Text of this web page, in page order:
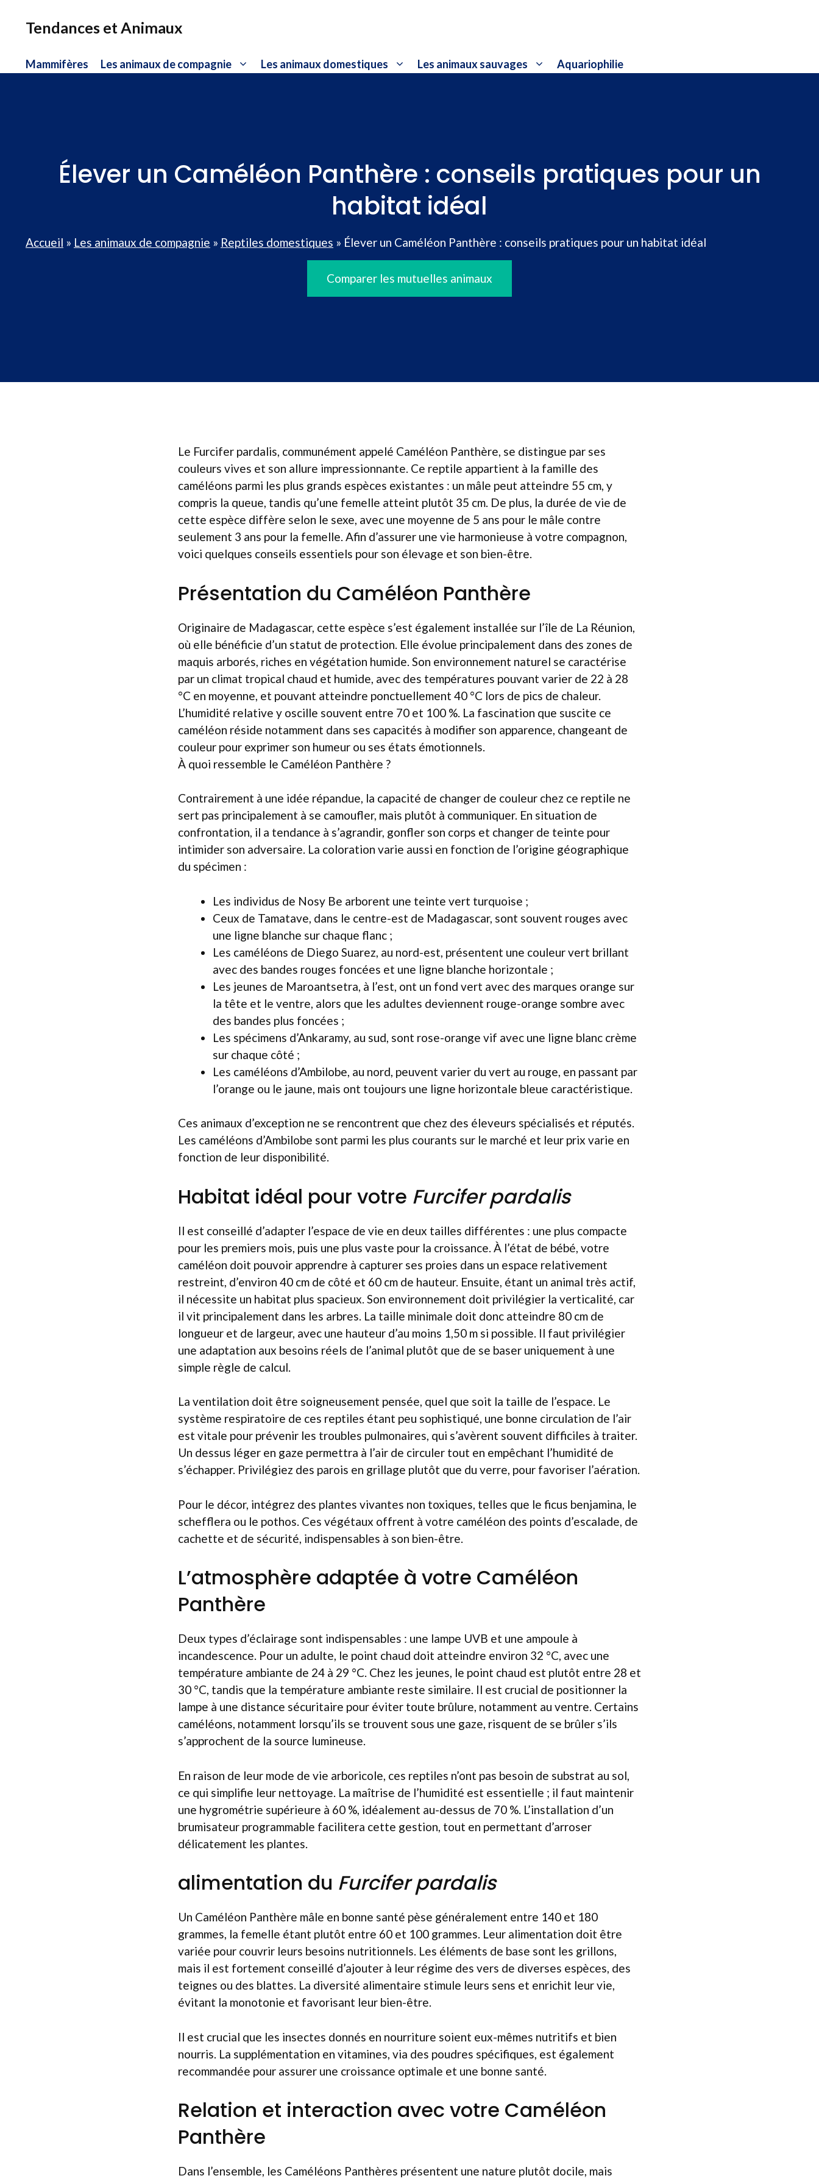
Tendances et Animaux
Mammifères Les animaux de compagnie Les animaux domestiques Les animaux sauvages Aquariophilie
Élever un Caméléon Panthère : conseils pratiques pour un
habitat idéal
Accueil » Les animaux de compagnie » Reptiles domestiques » Élever un Caméléon Panthère : conseils pratiques pour un habitat idéal
Comparer les mutuelles animaux
Le Furcifer pardalis, communément appelé Caméléon Panthère, se distingue par ses
couleurs vives et son allure impressionnante. Ce reptile appartient à la famille des
caméléons parmi les plus grands espèces existantes : un mâle peut atteindre 55 cm, y
compris la queue, tandis qu’une femelle atteint plutôt 35 cm. De plus, la durée de vie de
cette espèce diffère selon le sexe, avec une moyenne de 5 ans pour le mâle contre
seulement 3 ans pour la femelle. Afin d’assurer une vie harmonieuse à votre compagnon,
voici quelques conseils essentiels pour son élevage et son bien-être.
Présentation du Caméléon Panthère
Originaire de Madagascar, cette espèce s’est également installée sur l’île de La Réunion,
où elle bénéficie d’un statut de protection. Elle évolue principalement dans des zones de
maquis arborés, riches en végétation humide. Son environnement naturel se caractérise
par un climat tropical chaud et humide, avec des températures pouvant varier de 22 à 28
°C en moyenne, et pouvant atteindre ponctuellement 40 °C lors de pics de chaleur.
L’humidité relative y oscille souvent entre 70 et 100 %. La fascination que suscite ce
caméléon réside notamment dans ses capacités à modifier son apparence, changeant de
couleur pour exprimer son humeur ou ses états émotionnels.
À quoi ressemble le Caméléon Panthère ?
Contrairement à une idée répandue, la capacité de changer de couleur chez ce reptile ne
sert pas principalement à se camoufler, mais plutôt à communiquer. En situation de
confrontation, il a tendance à s’agrandir, gonfler son corps et changer de teinte pour
intimider son adversaire. La coloration varie aussi en fonction de l’origine géographique
du spécimen :
Les individus de Nosy Be arborent une teinte vert turquoise ;
Ceux de Tamatave, dans le centre-est de Madagascar, sont souvent rouges avec
une ligne blanche sur chaque flanc ;
Les caméléons de Diego Suarez, au nord-est, présentent une couleur vert brillant
avec des bandes rouges foncées et une ligne blanche horizontale ;
Les jeunes de Maroantsetra, à l’est, ont un fond vert avec des marques orange sur
la tête et le ventre, alors que les adultes deviennent rouge-orange sombre avec
des bandes plus foncées ;
Les spécimens d’Ankaramy, au sud, sont rose-orange vif avec une ligne blanc crème
sur chaque côté ;
Les caméléons d’Ambilobe, au nord, peuvent varier du vert au rouge, en passant par
l’orange ou le jaune, mais ont toujours une ligne horizontale bleue caractéristique.
Ces animaux d’exception ne se rencontrent que chez des éleveurs spécialisés et réputés.
Les caméléons d’Ambilobe sont parmi les plus courants sur le marché et leur prix varie en
fonction de leur disponibilité.
Habitat idéal pour votre Furcifer pardalis
Il est conseillé d’adapter l’espace de vie en deux tailles différentes : une plus compacte
pour les premiers mois, puis une plus vaste pour la croissance. À l’état de bébé, votre
caméléon doit pouvoir apprendre à capturer ses proies dans un espace relativement
restreint, d’environ 40 cm de côté et 60 cm de hauteur. Ensuite, étant un animal très actif,
il nécessite un habitat plus spacieux. Son environnement doit privilégier la verticalité, car
il vit principalement dans les arbres. La taille minimale doit donc atteindre 80 cm de
longueur et de largeur, avec une hauteur d’au moins 1,50 m si possible. Il faut privilégier
une adaptation aux besoins réels de l’animal plutôt que de se baser uniquement à une
simple règle de calcul.
La ventilation doit être soigneusement pensée, quel que soit la taille de l’espace. Le
système respiratoire de ces reptiles étant peu sophistiqué, une bonne circulation de l’air
est vitale pour prévenir les troubles pulmonaires, qui s’avèrent souvent difficiles à traiter.
Un dessus léger en gaze permettra à l’air de circuler tout en empêchant l’humidité de
s’échapper. Privilégiez des parois en grillage plutôt que du verre, pour favoriser l’aération.
Pour le décor, intégrez des plantes vivantes non toxiques, telles que le ficus benjamina, le
schefflera ou le pothos. Ces végétaux offrent à votre caméléon des points d’escalade, de
cachette et de sécurité, indispensables à son bien-être.
L’atmosphère adaptée à votre Caméléon
Panthère
Deux types d’éclairage sont indispensables : une lampe UVB et une ampoule à
incandescence. Pour un adulte, le point chaud doit atteindre environ 32 °C, avec une
température ambiante de 24 à 29 °C. Chez les jeunes, le point chaud est plutôt entre 28 et
30 °C, tandis que la température ambiante reste similaire. Il est crucial de positionner la
lampe à une distance sécuritaire pour éviter toute brûlure, notamment au ventre. Certains
caméléons, notamment lorsqu’ils se trouvent sous une gaze, risquent de se brûler s’ils
s’approchent de la source lumineuse.
En raison de leur mode de vie arboricole, ces reptiles n’ont pas besoin de substrat au sol,
ce qui simplifie leur nettoyage. La maîtrise de l’humidité est essentielle ; il faut maintenir
une hygrométrie supérieure à 60 %, idéalement au-dessus de 70 %. L’installation d’un
brumisateur programmable facilitera cette gestion, tout en permettant d’arroser
délicatement les plantes.
alimentation du Furcifer pardalis
Un Caméléon Panthère mâle en bonne santé pèse généralement entre 140 et 180
grammes, la femelle étant plutôt entre 60 et 100 grammes. Leur alimentation doit être
variée pour couvrir leurs besoins nutritionnels. Les éléments de base sont les grillons,
mais il est fortement conseillé d’ajouter à leur régime des vers de diverses espèces, des
teignes ou des blattes. La diversité alimentaire stimule leurs sens et enrichit leur vie,
évitant la monotonie et favorisant leur bien-être.
Il est crucial que les insectes donnés en nourriture soient eux-mêmes nutritifs et bien
nourris. La supplémentation en vitamines, via des poudres spécifiques, est également
recommandée pour assurer une croissance optimale et une bonne santé.
Relation et interaction avec votre Caméléon
Panthère
Dans l’ensemble, les Caméléons Panthères présentent une nature plutôt docile, mais